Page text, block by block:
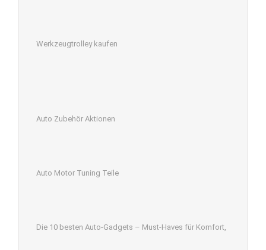
Werkzeugtrolley kaufen
Auto Zubehör Aktionen
Auto Motor Tuning Teile
Die 10 besten Auto-Gadgets – Must-Haves für Komfort,